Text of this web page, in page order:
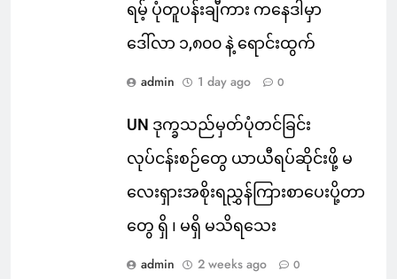
ရမ့် ပုံတူပန်းချီကား ကနေဒါမှာ
ဒေါ်လာ ၁,၈၀၀ နဲ့ ရောင်းထွက်
admin 1 day ago 0
UN ဒုက္ခသည်မှတ်ပုံတင်ခြင်း
လုပ်ငန်းစဉ်တွေ ယာယီရပ်ဆိုင်းဖို့ မ
လေးရှားအစိုးရညွှန်ကြားစာပေးပို့တာ
တွေ ရှိ ၊ မရှိ မသိရသေး
admin 2 weeks ago 0